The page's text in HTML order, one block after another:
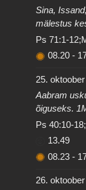
Sina,
mälestus
Ps 71:1-
08.20 -
25. oktoober
Aabram
õiguseks.
Ps 40:10-
13.49
08.23 -
26. oktoober